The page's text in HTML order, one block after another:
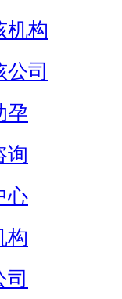
机构
司
孕
询
心
构
司